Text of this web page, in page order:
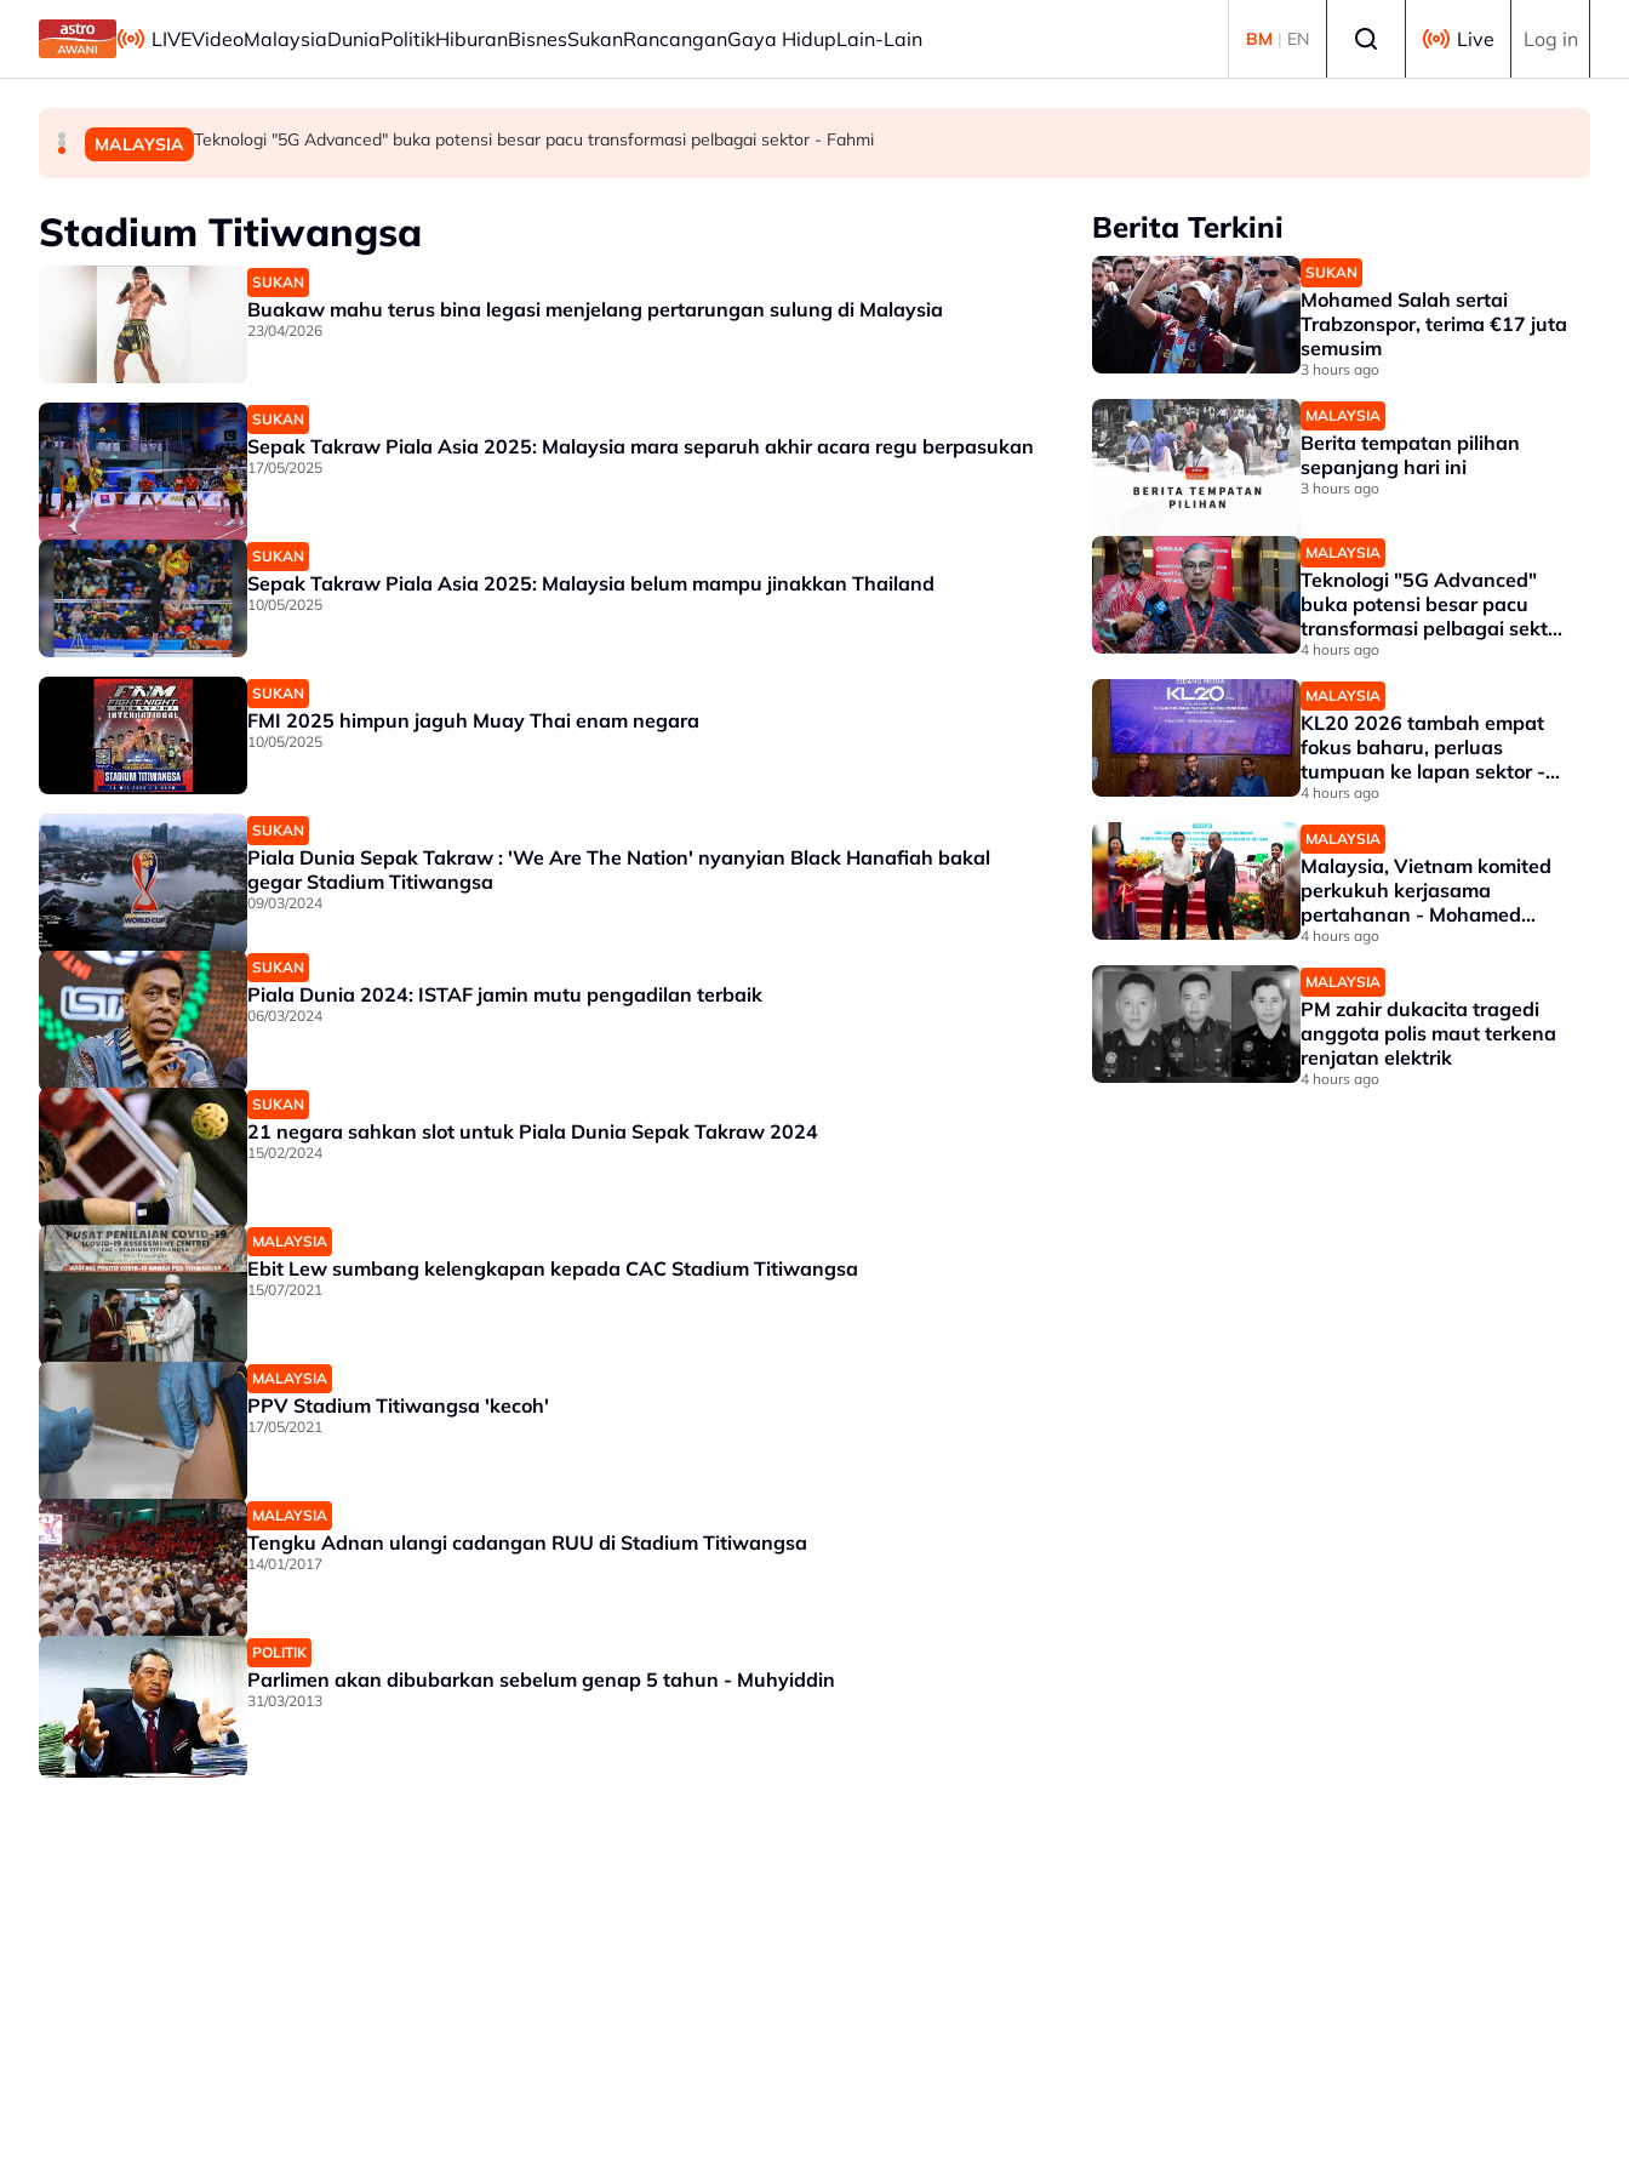
Skip to main content
LIVEVideoMalaysiaDuniaPolitikHiburanBisnesSukanRancanganGaya HidupLain-Lain BM | EN Live Log in
SUKAN Mohamed Salah sertai Trabzonspor, terima €17 juta semusim
MALAYSIA Berita tempatan pilihan sepanjang hari ini
MALAYSIA Teknologi "5G Advanced" buka potensi besar pacu transformasi pelbagai sektor - Fahmi
Stadium Titiwangsa
SUKAN
Buakaw mahu terus bina legasi menjelang pertarungan sulung di Malaysia
23/04/2026
SUKAN
Sepak Takraw Piala Asia 2025: Malaysia mara separuh akhir acara regu berpasukan
17/05/2025
SUKAN
Sepak Takraw Piala Asia 2025: Malaysia belum mampu jinakkan Thailand
10/05/2025
SUKAN
FMI 2025 himpun jaguh Muay Thai enam negara
10/05/2025
SUKAN
Piala Dunia Sepak Takraw : 'We Are The Nation' nyanyian Black Hanafiah bakal
gegar Stadium Titiwangsa
09/03/2024
SUKAN
Piala Dunia 2024: ISTAF jamin mutu pengadilan terbaik
06/03/2024
SUKAN
21 negara sahkan slot untuk Piala Dunia Sepak Takraw 2024
15/02/2024
MALAYSIA
Ebit Lew sumbang kelengkapan kepada CAC Stadium Titiwangsa
15/07/2021
MALAYSIA
PPV Stadium Titiwangsa 'kecoh'
17/05/2021
MALAYSIA
Tengku Adnan ulangi cadangan RUU di Stadium Titiwangsa
14/01/2017
POLITIK
Parlimen akan dibubarkan sebelum genap 5 tahun - Muhyiddin
31/03/2013
Berita Terkini
SUKAN
Mohamed Salah sertai
Trabzonspor, terima €17 juta
semusim
3 hours ago
MALAYSIA
Berita tempatan pilihan
sepanjang hari ini
3 hours ago
MALAYSIA
Teknologi "5G Advanced"
buka potensi besar pacu
transformasi pelbagai sektor
- Fahmi
4 hours ago
MALAYSIA
KL20 2026 tambah empat
fokus baharu, perluas
tumpuan ke lapan sektor -
Akmal Nasrullah
4 hours ago
MALAYSIA
Malaysia, Vietnam komited
perkukuh kerjasama
pertahanan - Mohamed
Khaled
4 hours ago
MALAYSIA
PM zahir dukacita tragedi
anggota polis maut terkena
renjatan elektrik
4 hours ago